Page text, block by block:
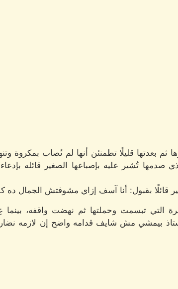
بعدتها قليلًا تطمنئن أنها لم تُصاب بمكروة
صدمها تُشير عليه بإصباعها الصغير قائله
قائلًا بقبول: أنا آسف إزاي مشوفتش الجمال ده
تبسمت وحملتها ثم نهضت واقفه،
بيمشي مش شايف قدامه واضح إن لازمه